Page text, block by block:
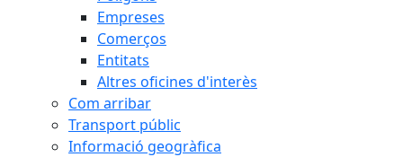
Empreses
Comerços
Entitats
Altres oficines d'interès
Com arribar
Transport públic
Informació geogràfica